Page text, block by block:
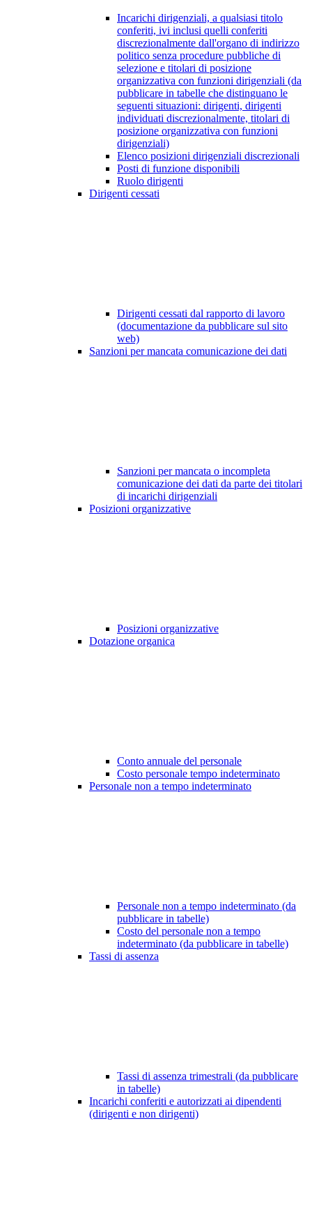
Incarichi dirigenziali, a qualsiasi titolo
conferiti, ivi inclusi quelli conferiti
discrezionalmente dall'organo di indirizzo
politico senza procedure pubbliche di
selezione e titolari di posizione
organizzativa con funzioni dirigenziali (da
pubblicare in tabelle che distinguano le
seguenti situazioni: dirigenti, dirigenti
individuati discrezionalmente, titolari di
posizione organizzativa con funzioni
dirigenziali)
Elenco posizioni dirigenziali discrezionali
Posti di funzione disponibili
Ruolo dirigenti
Dirigenti cessati
Dirigenti cessati dal rapporto di lavoro
(documentazione da pubblicare sul sito
web)
Sanzioni per mancata comunicazione dei dati
Sanzioni per mancata o incompleta
comunicazione dei dati da parte dei titolari
di incarichi dirigenziali
Posizioni organizzative
Posizioni organizzative
Dotazione organica
Conto annuale del personale
Costo personale tempo indeterminato
Personale non a tempo indeterminato
Personale non a tempo indeterminato (da
pubblicare in tabelle)
Costo del personale non a tempo
indeterminato (da pubblicare in tabelle)
Tassi di assenza
Tassi di assenza trimestrali (da pubblicare
in tabelle)
Incarichi conferiti e autorizzati ai dipendenti
(dirigenti e non dirigenti)